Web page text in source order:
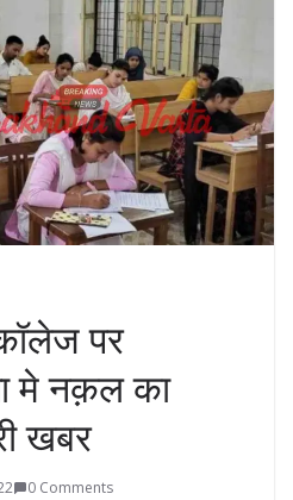
पर
मे नक़ल का
खबर
0 Comments